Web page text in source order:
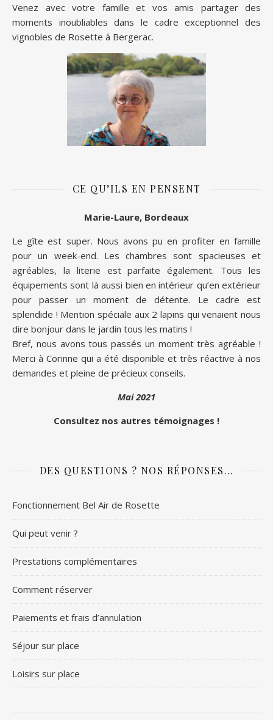
Venez avec votre famille et vos amis partager des
moments inoubliables dans le cadre exceptionnel des
vignobles de Rosette à Bergerac.
CE QU’ILS EN PENSENT
Marie-Laure, Bordeaux
Le gîte est super. Nous avons pu en profiter en famille
pour un week-end. Les chambres sont spacieuses et
agréables, la literie est parfaite également. Tous les
équipements sont là aussi bien en intérieur qu’en extérieur
pour passer un moment de détente. Le cadre est
splendide ! Mention spéciale aux 2 lapins qui venaient nous
dire bonjour dans le jardin tous les matins !
Bref, nous avons tous passés un moment très agréable !
Merci à Corinne qui a été disponible et très réactive à nos
demandes et pleine de précieux conseils.
Mai 2021
Consultez nos autres témoignages !
DES QUESTIONS ? NOS RÉPONSES…
Fonctionnement Bel Air de Rosette
Qui peut venir ?
Prestations complémentaires
Comment réserver
Paiements et frais d’annulation
Séjour sur place
Loisirs sur place